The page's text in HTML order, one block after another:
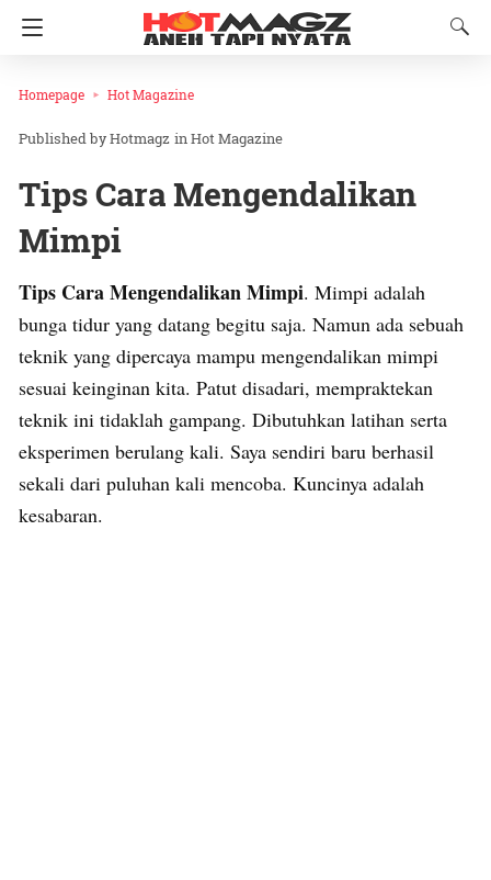
Homepage Hot Magazine
Hotmagz inHot Magazine
Tips Cara Mengendalikan
Mimpi
Tips Cara Mengendalikan Mimpi. Mimpi adalah
bunga tidur yang datang begitu saja. Namun ada sebuah
teknik yang dipercaya mampu mengendalikan mimpi
sesuai keinginan kita. Patut disadari, mempraktekan
teknik ini tidaklah gampang. Dibutuhkan latihan serta
eksperimen berulang kali. Saya sendiri baru berhasil
sekali dari puluhan kali mencoba. Kuncinya adalah
kesabaran.